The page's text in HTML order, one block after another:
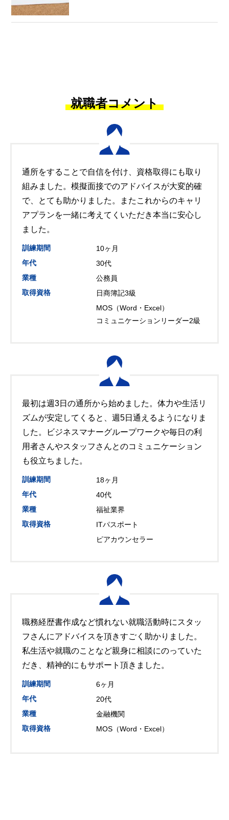
就職者コメント
通所をすることで自信を付け、資格取得にも取り
組みました。模擬面接でのアドバイスが大変的確
で、とても助かりました。またこれからのキャリ
アプランを一緒に考えてくいただき本当に安心し
ました。
訓練期間
10ヶ月
年代
30代
業種
公務員
取得資格
日商簿記3級
MOS（Word・Excel）
コミュニケーションリーダー2級
最初は週3日の通所から始めました。体力や生活リ
ズムが安定してくると、週5日通えるようになりま
した。ビジネスマナーグループワークや毎日の利
用者さんやスタッフさんとのコミュニケーション
も役立ちました。
訓練期間
18ヶ月
年代
40代
業種
福祉業界
取得資格
ITパスポート
ピアカウンセラー
職務経歴書作成など慣れない就職活動時にスタッ
フさんにアドバイスを頂きすごく助かりました。
私生活や就職のことなど親身に相談にのっていた
だき、精神的にもサポート頂きました。
訓練期間
6ヶ月
年代
20代
業種
金融機関
取得資格
MOS（Word・Excel）